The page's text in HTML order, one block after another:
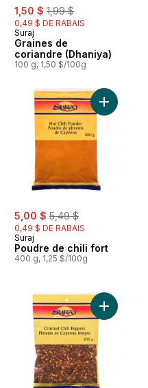
sale:
1,50 $ , formerly:
1,99 $
0,49 $ DE RABAIS
Suraj
Graines de
coriandre (Dhaniya)
100 g, 1,50 $/100g
desi au panier
sale:
5,00 $ , formerly:
5,49 $
0,49 $ DE RABAIS
Suraj
Poudre de chili fort
400 g, 1,25 $/100g
Ajouter
forts rouges (Lal Mirch)
Ajouter